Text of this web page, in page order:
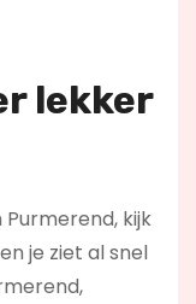
lekker
kijk
je ziet al snel